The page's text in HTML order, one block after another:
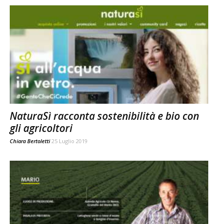
NaturaSì racconta sostenibilità e bio con
gli agricoltori
Chiara Bertoletti 25 Luglio 2019